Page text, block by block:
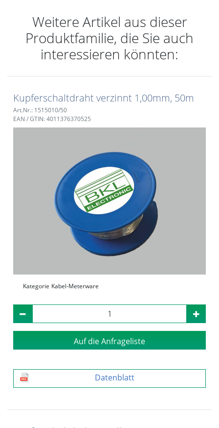
Weitere Artikel aus dieser
Produktfamilie, die Sie auch
interessieren könnten:
Kupferschaltdraht verzinnt 1,00mm, 50m
Art.Nr.: 1515010/50
EAN / GTIN: 4011376370525
Kategorie Kabel-Meterware
Auf die Anfrageliste
Datenblatt